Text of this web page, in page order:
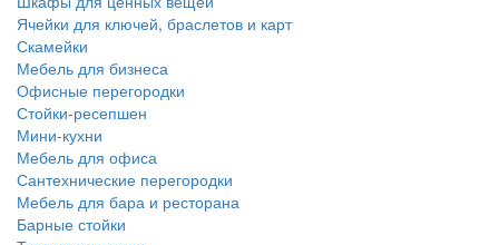
Ячейки для ключей, браслетов и карт
Скамейки
Мебель для бизнеса
Офисные перегородки
Стойки-ресепшен
Мини-кухни
Мебель для офиса
Сантехнические перегородки
Мебель для бара и ресторана
Барные стойки